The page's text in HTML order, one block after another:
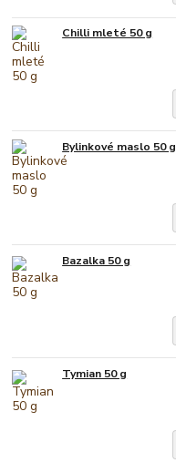
Chilli mleté ​​50 g
Bylinkové maslo 50 g
Bazalka 50 g
Tymian 50 g